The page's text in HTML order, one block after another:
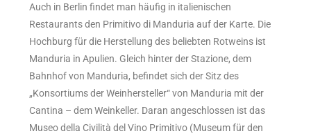
Auch in Berlin findet man häufig in italienischen
Restaurants den Primitivo di Manduria auf der Karte. Die
Hochburg für die Herstellung des beliebten Rotweins ist
Manduria in Apulien. Gleich hinter der Stazione, dem
Bahnhof von Manduria, befindet sich der Sitz des
„Konsortiums der Weinhersteller“ von Manduria mit der
Cantina – dem Weinkeller. Daran angeschlossen ist das
Museo della Civilità del Vino Primitivo (Museum für den